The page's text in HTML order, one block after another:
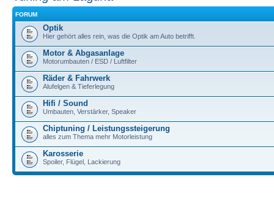
FORUM
Optik
Hier gehört alles rein, was die Optik am Auto betrifft.
Motor & Abgasanlage
Motorumbauten / ESD / Luftfilter
Räder & Fahrwerk
Alufelgen & Tieferlegung
Hifi / Sound
Umbauten, Verstärker, Speaker
Chiptuning / Leistungssteigerung
alles zum Thema mehr Motorleistung
Karosserie
Spoiler, Flügel, Lackierung